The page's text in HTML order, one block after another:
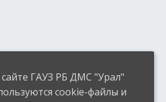
ГАУЗ РБ ДМС "Урал"
cookie-файлы и